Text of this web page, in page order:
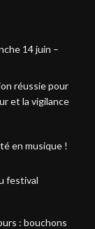
14 juin –
réussie pour
et la vigilance
en musique !
festival
: bouchons